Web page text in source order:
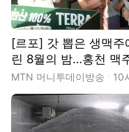
[르포] 갓 뽑은 생맥주
린 8월의 밤…홍천 맥
제, '골목상권 활성화'
다
MTN 머니투데이방송 10시간